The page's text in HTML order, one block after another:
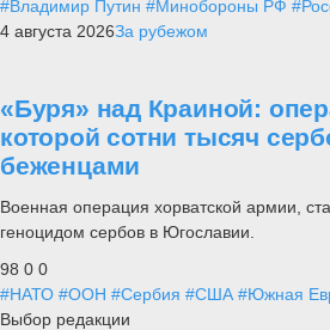
#Владимир Путин #Минобороны РФ
4 августа 2026За рубежом
«Буря» над Краиной:
которой сотни тысяч
беженцами
Военная операция хорватской армии,
геноцидом сербов в Югославии.
98 0 0
#НАТО #ООН #Сербия #США #Южная
Выбор редакции